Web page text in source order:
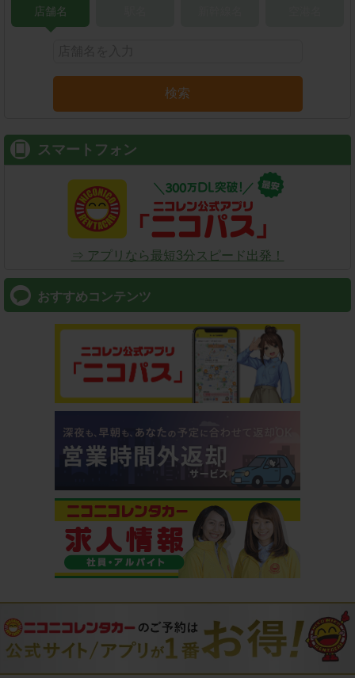
店舗名
検索
スマートフォン
⇒ アプリなら最短3分スピード出発！
おすすめコンテンツ